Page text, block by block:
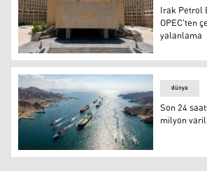
Irak Petrol Bakanlığından
Irak Petrol
OPEC'ten
yalanlama
Son 24 saatte Hürmüz'den 20
dünya
Son 24
milyon